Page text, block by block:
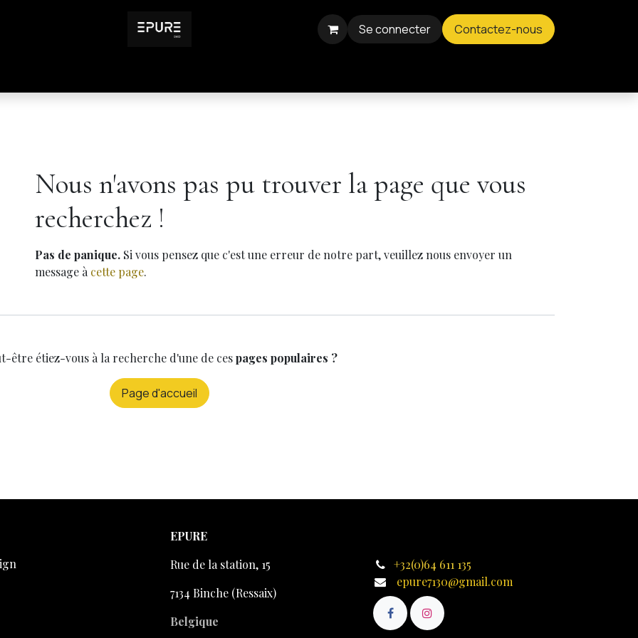
Se connecter Contactez-nous
Erreur 404
Nous n'avons pas pu trouver la page que vous
recherchez !
Pas de panique. Si vous pensez que c'est une erreur de notre part, veuillez nous envoyer un
message à cette page.
être étiez-vous à la recherche d'une de cespages populaires ?
Page d'accueil
EPURE
Rue de la station, 15
7134 Binche (Ressaix)
Belgique
+32(0)64 611 135
epure7130@gmail.com